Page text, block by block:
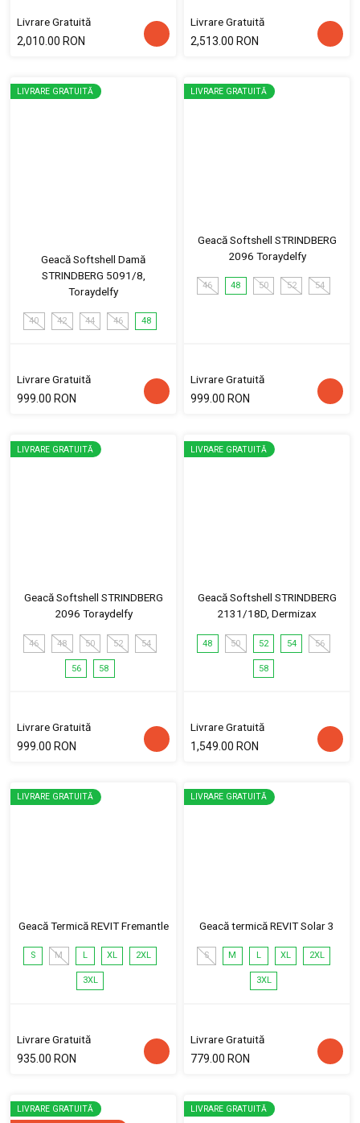
Livrare Gratuită
2,010.00 RON
Livrare Gratuită
2,513.00 RON
LIVRARE GRATUITĂ
Geacă Softshell Damă
STRINDBERG 5091/8,
Toraydelfy
40 42 44 46 48
Livrare Gratuită
999.00 RON
LIVRARE GRATUITĂ
Geacă Softshell STRINDBERG
2096 Toraydelfy
46 48 50 52 54
Livrare Gratuită
999.00 RON
LIVRARE GRATUITĂ
Geacă Softshell STRINDBERG
2096 Toraydelfy
46 48 50 52 54
56 58
Livrare Gratuită
999.00 RON
LIVRARE GRATUITĂ
Geacă Softshell STRINDBERG
2131/18D, Dermizax
48 50 52 54 56
58
Livrare Gratuită
1,549.00 RON
LIVRARE GRATUITĂ
Geacă Termică REVIT Fremantle
S M L XL 2XL
3XL
Livrare Gratuită
935.00 RON
LIVRARE GRATUITĂ
Geacă termică REVIT Solar 3
S M L XL 2XL
3XL
Livrare Gratuită
779.00 RON
LIVRARE GRATUITĂ
LIVRARE GRATUITĂ